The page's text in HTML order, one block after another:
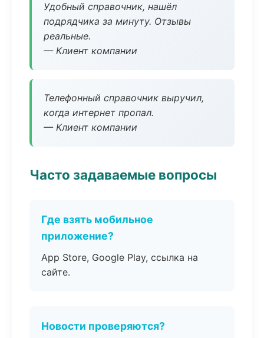
Удобный справочник, нашёл
подрядчика за минуту. Отзывы
реальные.
— Клиент компании
Телефонный справочник выручил,
когда интернет пропал.
— Клиент компании
Часто задаваемые вопросы
Где взять мобильное
приложение?
App Store, Google Play, ссылка на
сайте.
Новости проверяются?